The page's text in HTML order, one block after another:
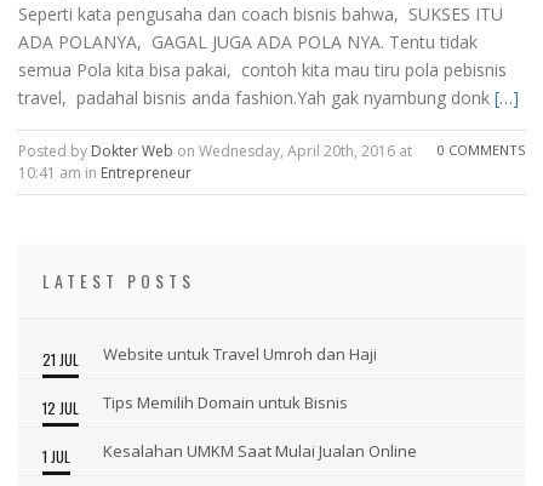
Seperti kata pengusaha dan coach bisnis bahwa, SUKSES ITU
ADA POLANYA, GAGAL JUGA ADA POLA NYA. Tentu tidak
semua Pola kita bisa pakai, contoh kita mau tiru pola pebisnis
travel, padahal bisnis anda fashion.Yah gak nyambung donk […]
0 COMMENTS
Posted by Dokter Web on Wednesday, April 20th, 2016 at
10:41 am in Entrepreneur
LATEST POSTS
21 JUL Website untuk Travel Umroh dan Haji
12 JUL Tips Memilih Domain untuk Bisnis
1 JUL Kesalahan UMKM Saat Mulai Jualan Online